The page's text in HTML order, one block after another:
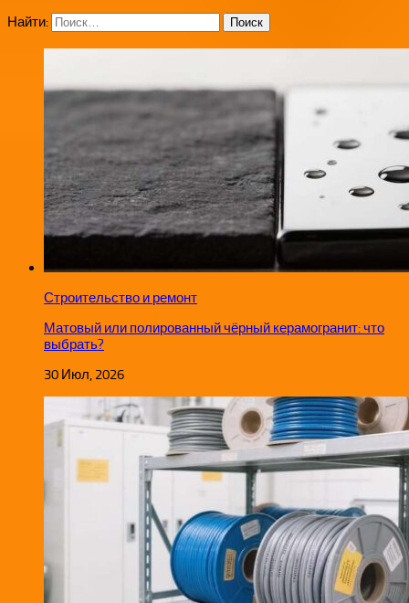
Найти:
Строительство и ремонт
Матовый или полированный чёрный керамогранит: что
выбрать?
30 Июл, 2026